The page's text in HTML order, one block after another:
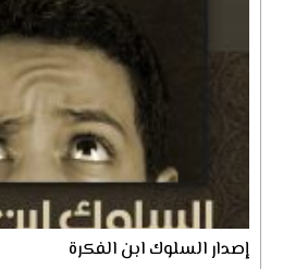
إصدار السلوك ابن الفكرة